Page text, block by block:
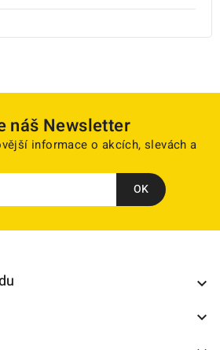
náš Newsletter
informace o akcích, slevách a

